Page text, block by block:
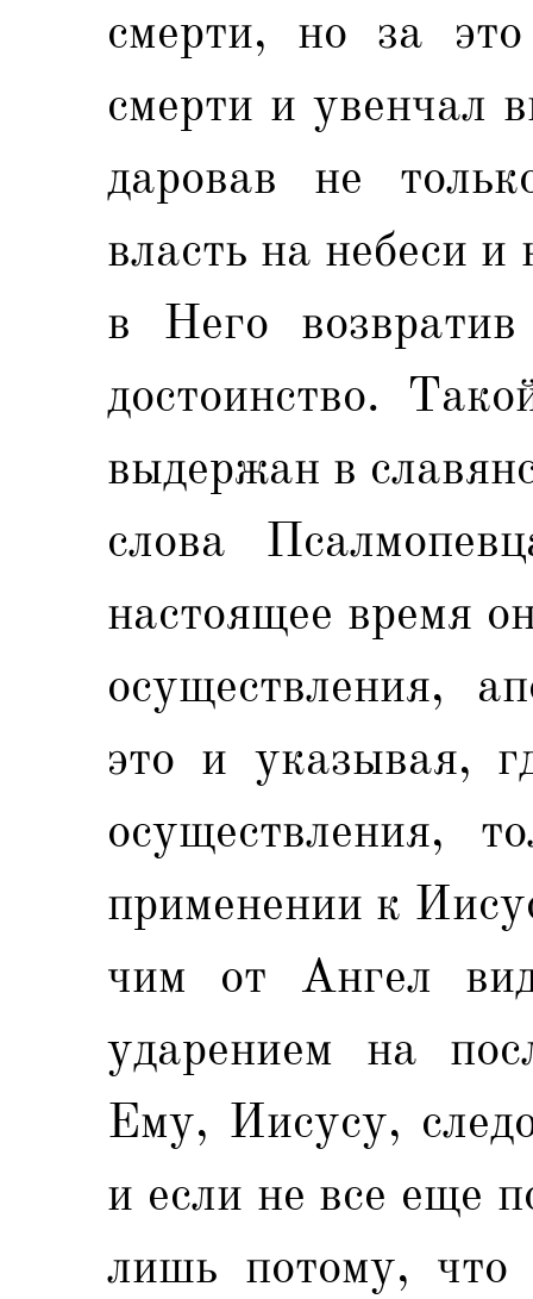
смерти, но за
смерти и увенчал
даровав не
власть на небеси
в Него возвратив
достоинство.
выдержан в
слова
настоящее время
осуществления,
это и указывая,
осуществления,
применении к
чим от Ангел
ударением на
Ему, Иисусу,
и если не все еще
лишь потому,